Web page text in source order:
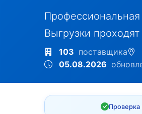
Выгрузки
103 поставщика
05.08.2026
Проверка